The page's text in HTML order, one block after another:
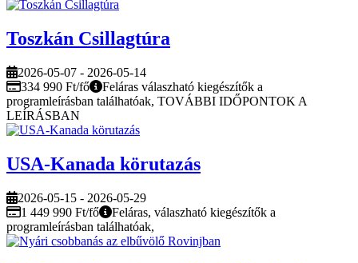
Toszkán Csillagtúra
2026-05-07 - 2026-05-14
334 990 Ft/fő
Feláras válaszható kiegészítők a
programleírásban találhatóak, TOVÁBBI IDŐPONTOK A
LEÍRÁSBAN
USA-Kanada körutazás
2026-05-15 - 2026-05-29
1 449 990 Ft/fő
Feláras, válaszható kiegészítők a
programleírásban találhatóak,